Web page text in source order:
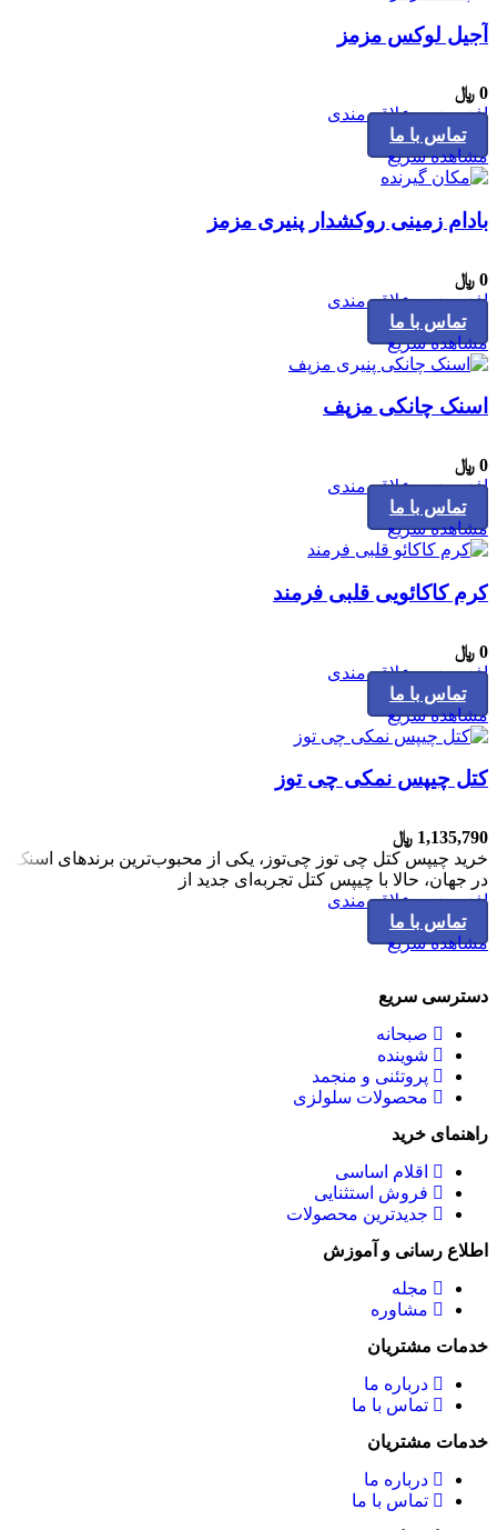
آجیل لوکس مزمز
0 ﷼
افزودن به علاقه مندی
تماس با ما
مشاهده سریع
بادام زمینی روکشدار پنیری مزمز
0 ﷼
افزودن به علاقه مندی
تماس با ما
مشاهده سریع
اسنک چانکی مزپف
0 ﷼
افزودن به علاقه مندی
تماس با ما
مشاهده سریع
کرم کاکائویی قلبی فرمند
0 ﷼
افزودن به علاقه مندی
تماس با ما
مشاهده سریع
کتل چیپس نمکی چی توز
1,135,790 ﷼
خرید چیپس کتل چی توز چی‌توز، یکی از محبوب‌ترین برندهای اسنک
در جهان، حالا با چیپس کتل تجربه‌ای جدید از
افزودن به علاقه مندی
تماس با ما
مشاهده سریع
دسترسی سریع
صبحانه
شوینده
پروتئنی و منجمد
محصولات سلولزی
راهنمای خرید
اقلام اساسی
فروش استثنایی
جدیدترین محصولات
اطلاع رسانی و آموزش
مجله
مشاوره
خدمات مشتریان
درباره ما
تماس با ما
خدمات مشتریان
درباره ما
تماس با ما